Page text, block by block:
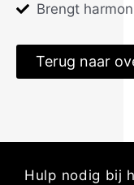
Brengt
Terug naar
Hulp nodig bij